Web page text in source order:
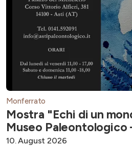
Monferrato
Mostra "Echi di un
Museo Paleontologico
10. August 2026